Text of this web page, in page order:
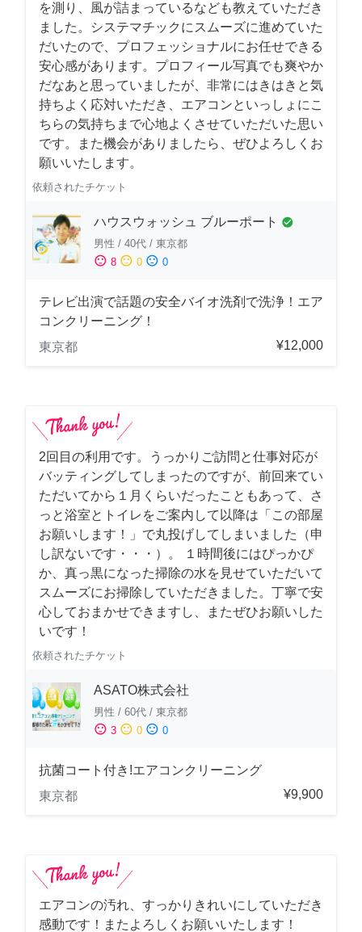
を測り、風が詰まっているなども教えていただき
ました。システマチックにスムーズに進めていた
だいたので、プロフェッショナルにお任せできる
安心感があります。プロフィール写真でも爽やか
だなあと思っていましたが、非常にはきはきと気
持ちよく応対いただき、エアコンといっしょにこ
ちらの気持ちまで心地よくさせていただいた思い
です。また機会がありましたら、ぜひよろしくお
願いいたします。
依頼されたチケット
ハウスウォッシュ ブルーポート check_circle
男性 / 40代 / 東京都
sentiment_satisfied 8 sentiment_neutral 0 sentiment_dissatisfied 0
テレビ出演で話題の安全バイオ洗剤で洗浄！エア
コンクリーニング！
東京都
¥12,000
2回目の利用です。うっかりご訪問と仕事対応が
バッティングしてしまったのですが、前回来てい
ただいてから１月くらいだったこともあって、さ
っと浴室とトイレをご案内して以降は「この部屋
お願いします！」で丸投げしてしまいました（申
し訳ないです・・・）。 １時間後にはぴっかぴ
か、真っ黒になった掃除の水を見せていただいて
スムーズにお掃除していただきました。丁寧で安
心しておまかせできますし、またぜひお願いした
いです！
依頼されたチケット
ASATO株式会社
男性 / 60代 / 東京都
sentiment_satisfied 3 sentiment_neutral 0 sentiment_dissatisfied 0
抗菌コート付き!エアコンクリーニング
東京都
¥9,900
エアコンの汚れ、すっかりきれいにしていただき
感動です！またよろしくお願いいたします！